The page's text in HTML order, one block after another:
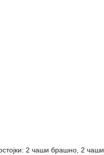
2 чаши брашно, 2 чаши